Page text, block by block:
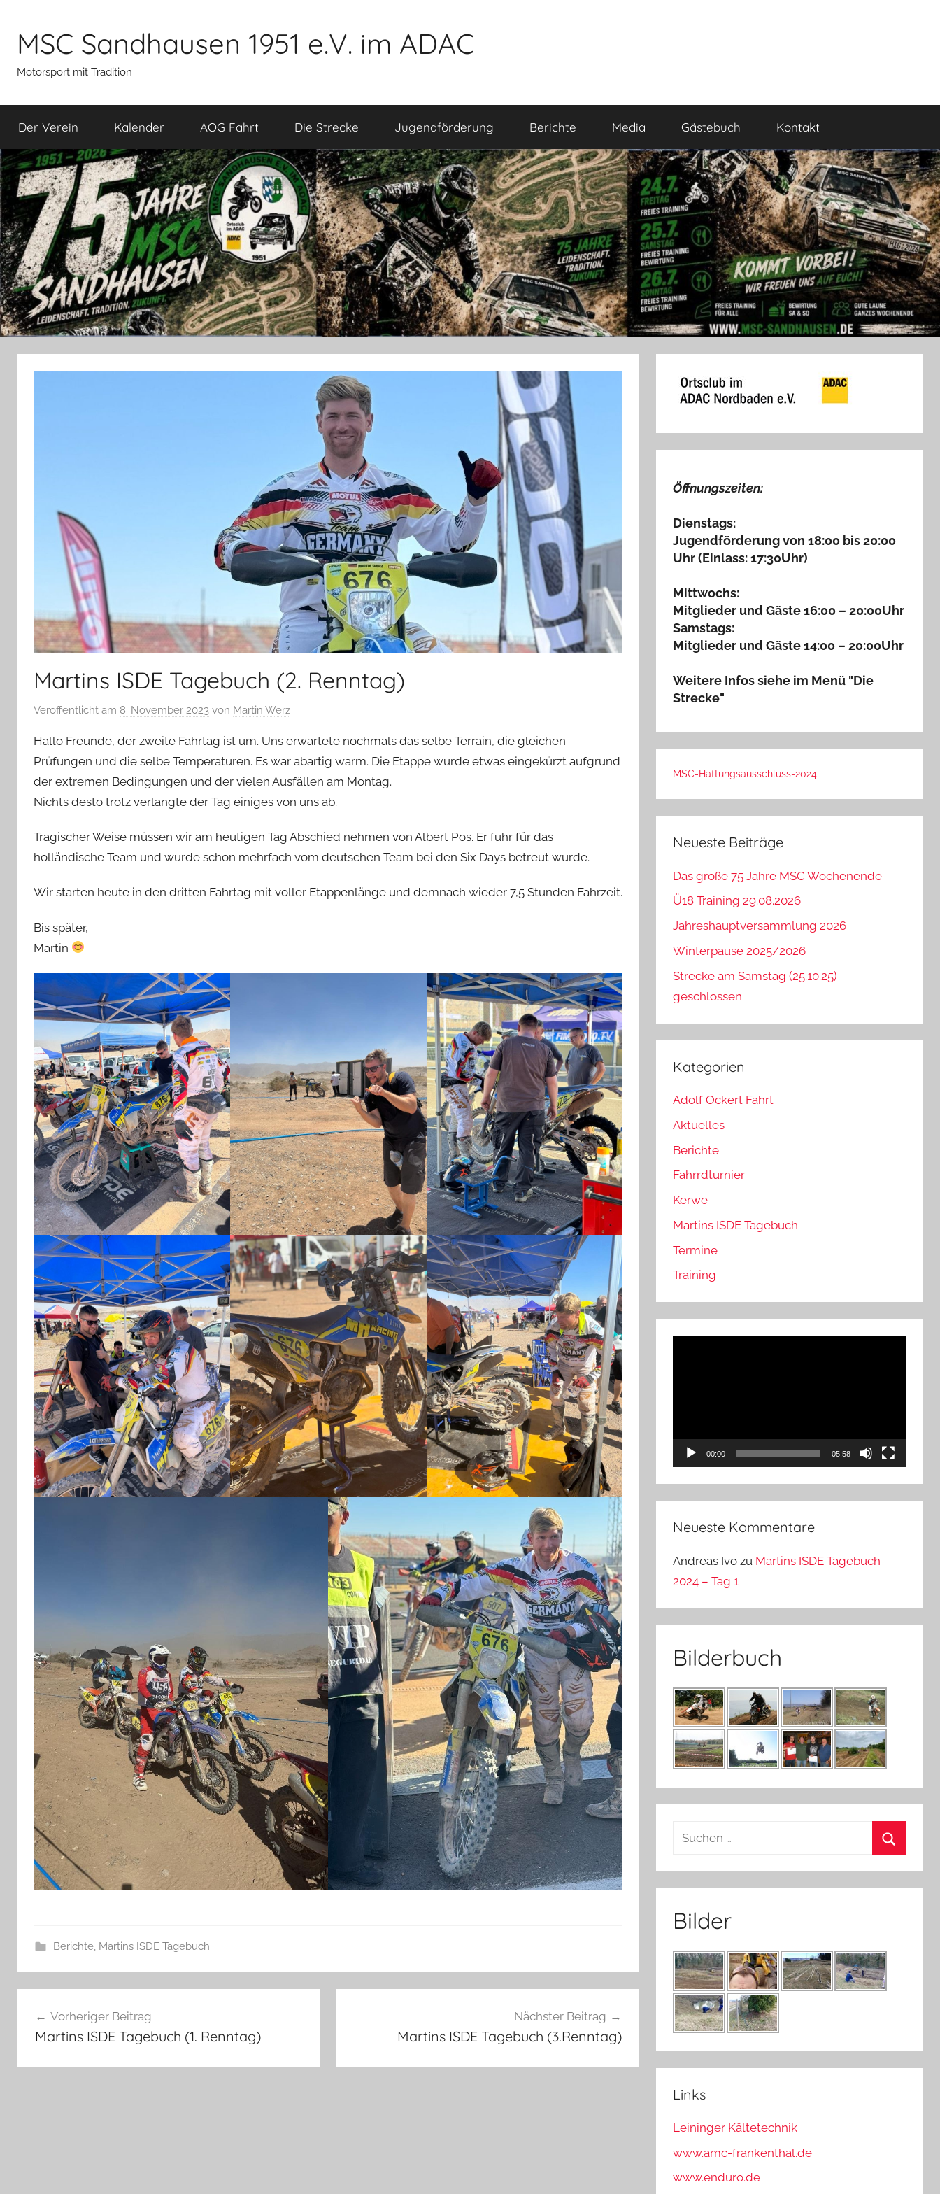
springen
MSC Sandhausen 1951 e.V. im ADAC
Motorsport mit Tradition
Der Verein Kalender AOG Fahrt Die Strecke Jugendförderung Berichte Media Gästebuch Kontakt
Martins ISDE Tagebuch (2. Renntag)
Veröffentlicht am 8. November 2023 von Martin Werz
Hallo Freunde, der zweite Fahrtag ist um. Uns erwartete nochmals das selbe Terrain, die gleichen
Prüfungen und die selbe Temperaturen. Es war abartig warm. Die Etappe wurde etwas eingekürzt aufgrund
der extremen Bedingungen und der vielen Ausfällen am Montag.
Nichts desto trotz verlangte der Tag einiges von uns ab.
Tragischer Weise müssen wir am heutigen Tag Abschied nehmen von Albert Pos. Er fuhr für das
holländische Team und wurde schon mehrfach vom deutschen Team bei den Six Days betreut wurde.
Wir starten heute in den dritten Fahrtag mit voller Etappenlänge und demnach wieder 7,5 Stunden Fahrzeit.
Bis später,
Martin
Berichte, Martins ISDE Tagebuch
Vorheriger Beitrag
Martins ISDE Tagebuch (1. Renntag)
Nächster Beitrag
Martins ISDE Tagebuch (3.Renntag)
Öffnungszeiten:
Dienstags:
Jugendförderung von 18:00 bis 20:00
Uhr (Einlass: 17:30Uhr)
Mittwochs:
Mitglieder und Gäste 16:00 – 20:00Uhr
Samstags:
Mitglieder und Gäste 14:00 – 20:00Uhr
Weitere Infos siehe im Menü "Die
Strecke"
MSC-Haftungsausschluss-2024
Neueste Beiträge
Das große 75 Jahre MSC Wochenende
Ü18 Training 29.08.2026
Jahreshauptversammlung 2026
Winterpause 2025/2026
Strecke am Samstag (25.10.25)
geschlossen
Kategorien
Adolf Ockert Fahrt
Aktuelles
Berichte
Fahrrdturnier
Kerwe
Martins ISDE Tagebuch
Termine
Training
00:00 05:58
Neueste Kommentare
Andreas Ivo zu Martins ISDE Tagebuch
2024 – Tag 1
Bilderbuch
Suchen
Bilder
Links
Leininger Kältetechnik
www.amc-frankenthal.de
www.enduro.de